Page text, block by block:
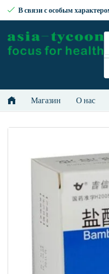
В связи с особым
Магазин О нас